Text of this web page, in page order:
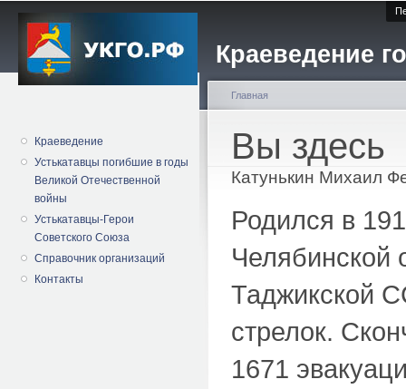
Краеведение
Краеведение
Устькатавцы погибшие в годы
Великой Отечественной
войны
Устькатавцы-Герои
Советского Союза
Справочник организаций
Контакты
Вы здесь
Главная
Катунькин Михаил
Родился в
Челябинской
Таджикской
стрелок.
1671